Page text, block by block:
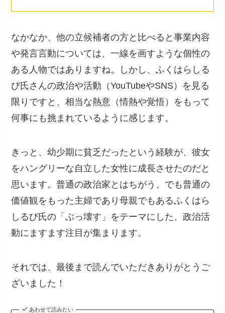
なかなか、他の立候補者の方と比べると事業内容
や発言言動については、一線を画すような個性の
ある人物ではありますね。しかし、ふくはらしる
び氏さんの政治や活動（YouTubeやSNS）を見る
限りですと、相当な熱意（情熱や覚悟）をもって
何事にも挑まれているように感じます。
きっと、幼少期に貧乏だったという経験が、彼女
をハングリーな自立した女性に成長させたのだと
思います。普通の政治家とはちがう、でも普通の
価値観をもった主婦であり母親でもあるふくはら
しるび氏の「ぶっ壊す」をテーマにした、政治活
動にますます注目が集まります。
それでは、最後まで読んでいただきありがとうご
ざいました！
あわせて読みたい